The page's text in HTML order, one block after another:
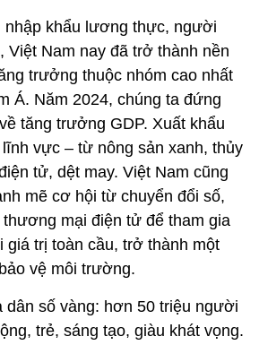
khẩu lương thực, người
Việt Nam nay đã trở thành nền
trưởng thuộc nhóm cao nhất
Á. Năm 2024, chúng ta đứng
tăng trưởng GDP. Xuất khẩu
vực – từ nông sản xanh, thủy
tử, dệt may. Việt Nam cũng
mẽ cơ hội từ chuyển đổi số,
thương mại điện tử để tham gia
giá trị toàn cầu, trở thành một
vệ môi trường.
dân số vàng: hơn 50 triệu người
trẻ, sáng tạo, giàu khát vọng.